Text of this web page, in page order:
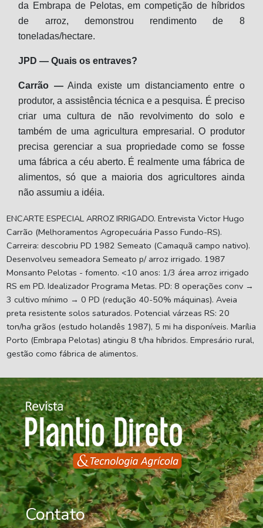
da Embrapa de Pelotas, em competição de híbridos
de arroz, demonstrou rendimento de 8
toneladas/hectare.
JPD — Quais os entraves?
Carrão —Ainda existe um distanciamento entre o
produtor, a assistência técnica e a pesquisa. É preciso
criar uma cultura de não revolvimento do solo e
também de uma agricultura empresarial. O produtor
precisa gerenciar a sua propriedade como se fosse
uma fábrica a céu aberto. É realmente uma fábrica de
alimentos, só que a maioria dos agricultores ainda
não assumiu a idéia.
ENCARTE ESPECIAL ARROZ IRRIGADO. Entrevista Victor Hugo
Carrão (Melhoramentos Agropecuária Passo Fundo-RS).
Carreira: descobriu PD 1982 Semeato (Camaquã campo nativo).
Desenvolveu semeadora Semeato p/ arroz irrigado. 1987
Monsanto Pelotas - fomento. <10 anos: 1/3 área arroz irrigado
RS em PD. Idealizador Programa Metas. PD: 8 operações conv →
3 cultivo mínimo → 0 PD (redução 40-50% máquinas). Aveia
preta resistente solos saturados. Potencial várzeas RS: 20
ton/ha grãos (estudo holandês 1987), 5 mi ha disponíveis. Marília
Porto (Embrapa Pelotas) atingiu 8 t/ha híbridos. Empresário rural,
gestão como fábrica de alimentos.
Contato